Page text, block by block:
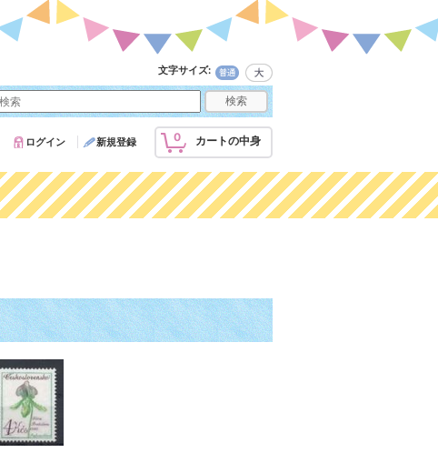
文字サイズ:
0 カートの中身
ログイン 新規登録